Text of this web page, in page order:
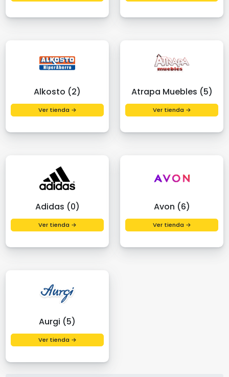
Alkosto (2)
Ver tienda →
Atrapa Muebles (5)
Ver tienda →
Adidas (0)
Ver tienda →
Avon (6)
Ver tienda →
Aurgi (5)
Ver tienda →